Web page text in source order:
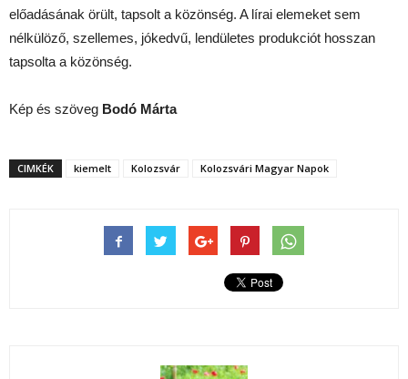
előadásának örült, tapsolt a közönség. A lírai elemeket sem
nélkülöző, szellemes, jókedvű, lendületes produkciót hosszan
tapsolta a közönség.
Kép és szöveg Bodó Márta
CIMKÉK kiemelt Kolozsvár Kolozsvári Magyar Napok